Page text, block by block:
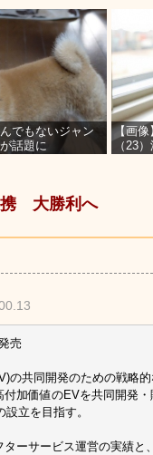
でもないジャン
話題に
【画像
（23
携 大勝利へ
売
の共同開発のための戦略
加価値のEVを共同開発
立を目指す。
ーサービス運営の実績と